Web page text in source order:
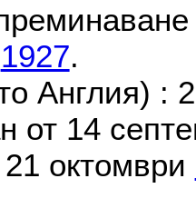
1927.
Англия) :
от 14
октомври